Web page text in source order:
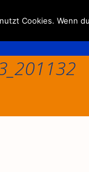
Cookies. Wenn